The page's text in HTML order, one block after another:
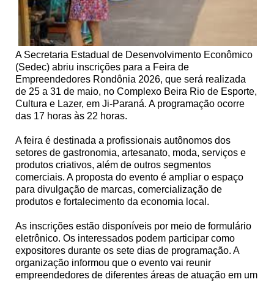
A Secretaria Estadual de Desenvolvimento Econômico
(Sedec) abriu inscrições para a Feira de
Empreendedores Rondônia 2026, que será realizada
de 25 a 31 de maio, no Complexo Beira Rio de Esporte,
Cultura e Lazer, em Ji-Paraná. A programação ocorre
das 17 horas às 22 horas.
A feira é destinada a profissionais autônomos dos
setores de gastronomia, artesanato, moda, serviços e
produtos criativos, além de outros segmentos
comerciais. A proposta do evento é ampliar o espaço
para divulgação de marcas, comercialização de
produtos e fortalecimento da economia local.
As inscrições estão disponíveis por meio de formulário
eletrônico. Os interessados podem participar como
expositores durante os sete dias de programação. A
organização informou que o evento vai reunir
empreendedores de diferentes áreas de atuação em um